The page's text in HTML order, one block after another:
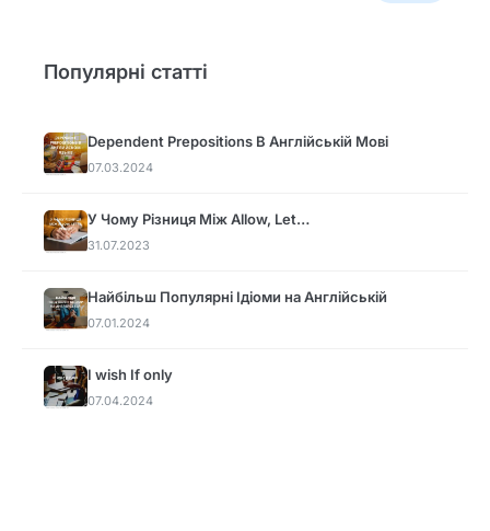
Популярні статті
Dependent Prepositions В Англійській Мові
07.03.2024
У Чому Різниця Між Allow, Let…
31.07.2023
Найбільш Популярні Ідіоми на Англійській
07.01.2024
I wish If only
07.04.2024